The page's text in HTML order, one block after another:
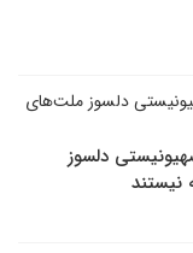
دلسوز ملت‌های
دلسوز